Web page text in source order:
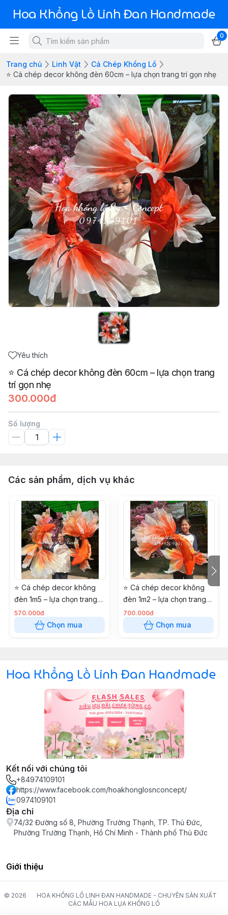
Hoa Khổng Lồ Linh Đan Handmade
0
Trang chủ Linh Vật
Cá Chép Khổng Lồ
⭐ Cá chép decor không đèn 60cm – lựa chọn trang trí gọn nhẹ
Yêu thích
⭐ Cá chép decor không đèn 60cm – lựa chọn trang
trí gọn nhẹ
300.000đ
Số lượng
Các sản phẩm, dịch vụ khác
⭐ Cá chép decor không
đèn 1m5 – lựa chọn trang
570.000đ
Chọn mua
⭐ Cá chép decor không
đèn 1m2 – lựa chọn trang
700.000đ
Chọn mua
Hoa Khổng Lồ Linh Đan Handmade
Kết nối với chúng tôi
+84974109101
https://www.facebook.com/hoakhonglosnconcept/
0974109101
Địa chỉ
74/32 Đường số 8, Phường Trường Thạnh, TP. Thủ Đức,
Phường Trường Thạnh, Hồ Chí Minh - Thành phố Thủ Đức
Giới thiệu
© 2026
HOA KHỔNG LỒ LINH ĐAN HANDMADE - CHUYÊN SẢN XUẤT
CÁC MẪU HOA LỤA KHỔNG LỒ